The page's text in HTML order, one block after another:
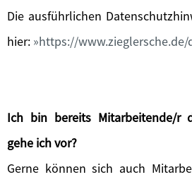
Die ausführlichen
hier: https://
Ich bin bereits Mitarbeitende/r
gehe ich vor?
Gerne können sich auch